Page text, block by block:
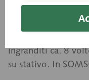
Canino
ingranditi ca. 8
su stativo. In